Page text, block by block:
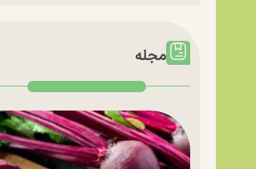
مجله